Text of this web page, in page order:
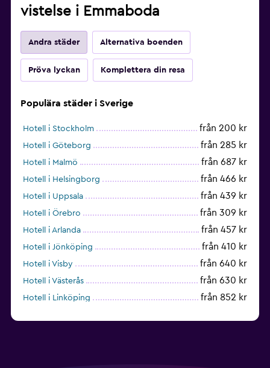
vistelse i Emmaboda
Andra städer Alternativa boenden
Pröva lyckan Komplettera din resa
Populära städer i Sverige
Hotell i Stockholm från 200 kr
Hotell i Göteborg från 285 kr
Hotell i Malmö från 687 kr
Hotell i Helsingborg från 466 kr
Hotell i Uppsala från 439 kr
Hotell i Örebro från 309 kr
Hotell i Arlanda från 457 kr
Hotell i Jönköping från 410 kr
Hotell i Visby från 640 kr
Hotell i Västerås från 630 kr
Hotell i Linköping från 852 kr